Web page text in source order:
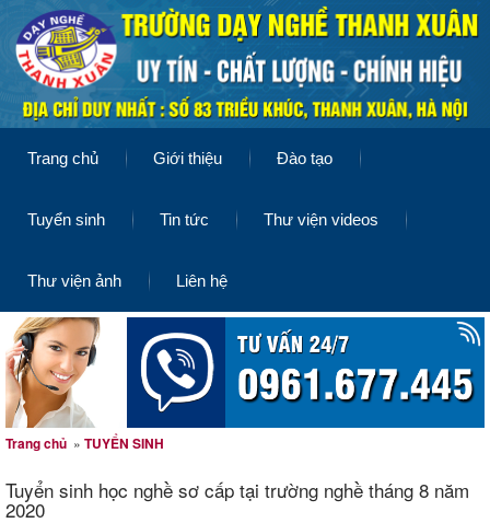
Trang chủ Giới thiệu Đào tạo
Tuyển sinh Tin tức Thư viện videos
Thư viện ảnh Liên hệ
Trang chủ » TUYỂN SINH
Tuyển sinh học nghề sơ cấp tại trường nghề tháng 8 năm
2020